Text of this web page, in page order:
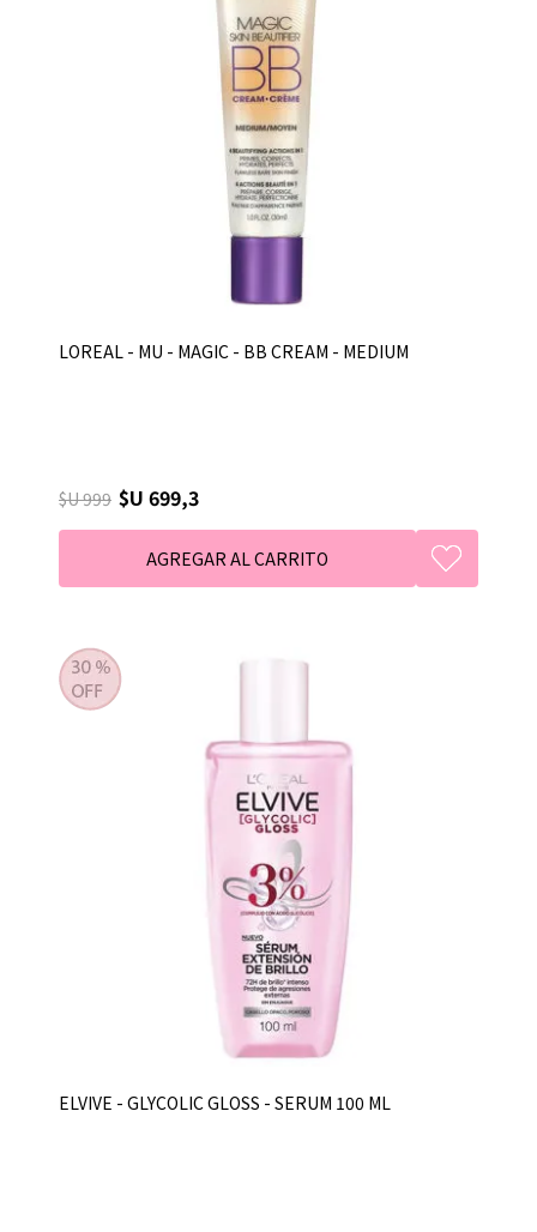
LOREAL - MU - MAGIC - BB CREAM - MEDIUM
$U 999 $U 699,3
ELVIVE - GLYCOLIC GLOSS - SERUM 100 ML